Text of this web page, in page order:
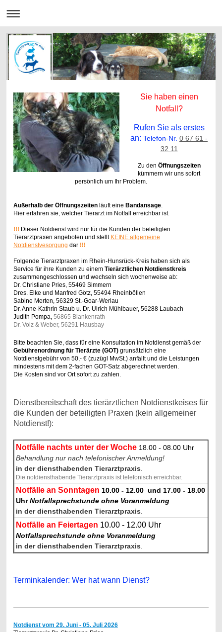
Sie haben einen
Notfall?
Rufen Sie als erstes
an: Telefon-Nr. 0 67 61 -
32 11
Zu den Öffnungszeiten
kümmern wir uns sofort
persönlich um Ihr Problem.
Außerhalb der Öffnungszeitenläuft eine Bandansage.
Hier erfahren sie, welcher Tierarzt im Notfall erreichbar ist.
!!! Dieser Notdienst wird nur für die Kunden der beteiligten
Tierarztpraxen angeboten und stellt KEINE allgemeine
Notdienstvesorgung dar !!!
Folgende Tierarztpraxen im Rhein-Hunsrück-Kreis haben sich als
Service für ihre Kunden zu einem Tierärztlichen Notdienstkreis
zusammengeschlossen und wechseln sich wochenweise ab:
Dr. Christiane Pries, 55469 Simmern
Dres. Elke und Manfred Götz, 55494 Rheinböllen
Sabine Merten, 56329 St.-Goar-Werlau
Dr. Anne-Kathrin Staub u. Dr. Ulrich Mühlbauer, 56288 Laubach
Judith Pompa, 56865 Blankenrath
Dr. Volz & Weber, 56291 Hausbay
Bitte beachten Sie, dass für eine Konsultation im Notdienst gemäß der
Gebührenordnung für Tierärzte (GOT)grunsätzlich eine
Notdienstgebühr von 50,- € (zuzügl MwSt.) anfällt und die Leistungen
mindestens mit dem 2-fachen GOT-Satz abgerechnet werden.
Die Kosten sind vor Ort sofort zu zahlen.
Dienstbereitschaft des tierärztlichen Notdienstkeises für
die Kunden der beteiligten Praxen (kein allgemeiner
Notdienst!):
Notfälle nachts unter der Woche 18.00 - 08.00 Uhr
Behandlung nur nach telefonischer Anmeldung!
in der diensthabenden Tierarztpraxis
Die notdiensthabende Tierarztpraxis ist telefonisch erreichbar.
Notfälle an Sonntagen 10.00 - 12.00 und 17.00 - 18.00
Uhr Notfallsprechstunde ohne Voranmeldung
in der diensthabenden Tierarztpraxis
Notfälle an Feiertagen 10.00 - 12.00 Uhr
Notfallsprechstunde ohne Voranmeldung
in der diensthabenden Tierarztpraxis
Terminkalender: Wer hat wann Dienst?
Notdienst vom 29. Juni - 05. Juli 2026